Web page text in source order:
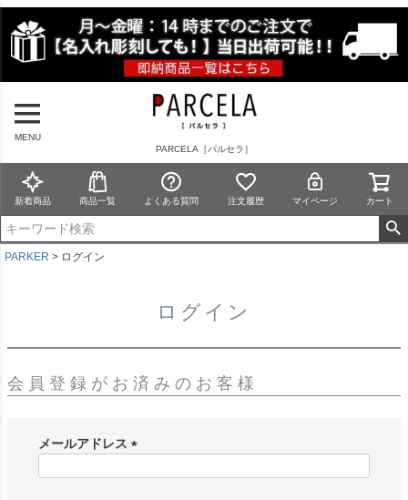
MENU
PARCELA［パルセラ］
新着商品 商品一覧 よくある質問 注文履歴 マイページ カート
PARKER ログイン
ログイン
会員登録がお済みのお客様
メールアドレス